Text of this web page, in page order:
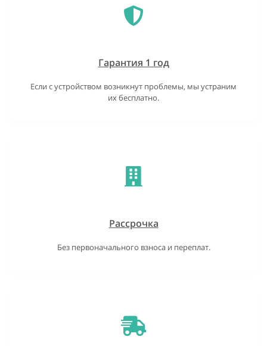
Гарантия 1 год
Если с устройством возникнут проблемы, мы устраним
их бесплатно.
Рассрочка
Без первоначального взноса и переплат.